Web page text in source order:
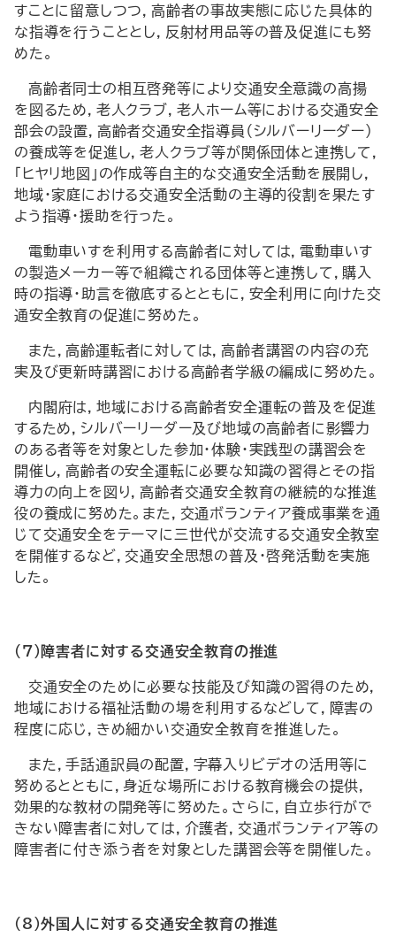
すことに留意しつつ，高齢者の事故実態に応じた具体的
な指導を行うこととし，反射材用品等の普及促進にも努
めた。
高齢者同士の相互啓発等により交通安全意識の高揚
を図るため，老人クラブ，老人ホーム等における交通安全
部会の設置，高齢者交通安全指導員（シルバーリーダー）
の養成等を促進し，老人クラブ等が関係団体と連携して，
「ヒヤリ地図」の作成等自主的な交通安全活動を展開し，
地域・家庭における交通安全活動の主導的役割を果たす
よう指導・援助を行った。
電動車いすを利用する高齢者に対しては，電動車いす
の製造メーカー等で組織される団体等と連携して，購入
時の指導・助言を徹底するとともに，安全利用に向けた交
通安全教育の促進に努めた。
また，高齢運転者に対しては，高齢者講習の内容の充
実及び更新時講習における高齢者学級の編成に努めた。
内閣府は，地域における高齢者安全運転の普及を促進
するため，シルバーリーダー及び地域の高齢者に影響力
のある者等を対象とした参加・体験・実践型の講習会を
開催し，高齢者の安全運転に必要な知識の習得とその指
導力の向上を図り，高齢者交通安全教育の継続的な推進
役の養成に努めた。また，交通ボランティア養成事業を通
じて交通安全をテーマに三世代が交流する交通安全教室
を開催するなど，交通安全思想の普及・啓発活動を実施
した。
（7）障害者に対する交通安全教育の推進
交通安全のために必要な技能及び知識の習得のため，
地域における福祉活動の場を利用するなどして，障害の
程度に応じ，きめ細かい交通安全教育を推進した。
また，手話通訳員の配置，字幕入りビデオの活用等に
努めるとともに，身近な場所における教育機会の提供，
効果的な教材の開発等に努めた。さらに，自立歩行がで
きない障害者に対しては，介護者，交通ボランティア等の
障害者に付き添う者を対象とした講習会等を開催した。
（8）外国人に対する交通安全教育の推進